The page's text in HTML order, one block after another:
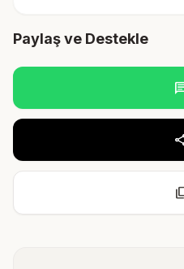
Paylaş ve Destekle